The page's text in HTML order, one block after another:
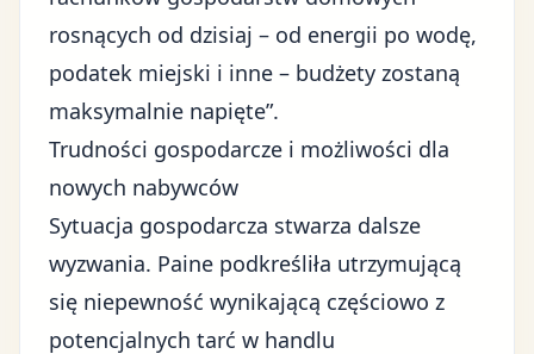
rosnących od dzisiaj – od energii po wodę,
podatek miejski i inne – budżety zostaną
maksymalnie napięte”.
Trudności gospodarcze i możliwości dla
nowych nabywców
Sytuacja gospodarcza stwarza dalsze
wyzwania. Paine podkreśliła utrzymującą
się niepewność wynikającą częściowo z
potencjalnych tarć w handlu